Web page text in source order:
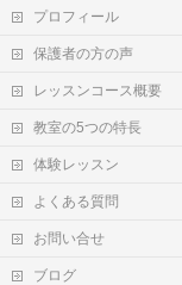
プロフィール
保護者の方の声
レッスンコース概要
教室の5つの特長
体験レッスン
よくある質問
お問い合せ
ブログ